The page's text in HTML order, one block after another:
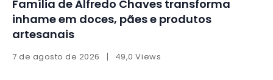
Família de Alfredo Chaves transforma
inhame em doces, pães e produtos
artesanais
7 de agosto de 2026 49,0 Views